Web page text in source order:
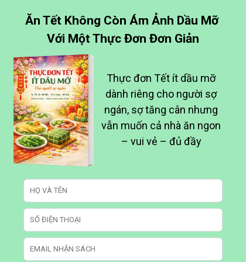
Ăn Tết Không Còn Ám Ảnh Dầu Mỡ
Với Một Thực Đơn Đơn Giản
Thực đơn Tết ít dầu mỡ
dành riêng cho người sợ
ngán, sợ tăng cân nhưng
vẫn muốn cả nhà ăn ngon
– vui vẻ – đủ đầy